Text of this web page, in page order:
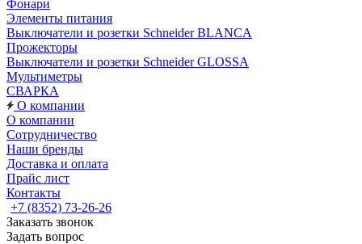
Фонари
Элементы питания
Выключатели и розетки Schneider BLANCA
Прожекторы
Выключатели и розетки Schneider GLOSSA
Мультиметры
СВАРКА
О компании
О компании
Сотрудничество
Наши бренды
Доставка и оплата
Прайс лист
Контакты
+7 (8352) 73-26-26
Заказать звонок
Задать вопрос